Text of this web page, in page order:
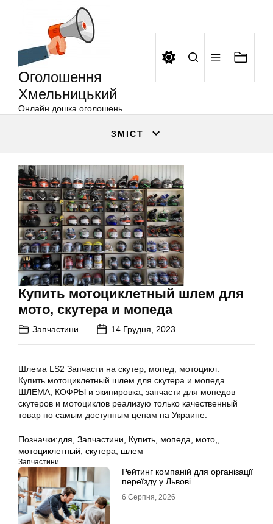
Оголошення
Хмельницький
Онлайн дошка оголошень
ЗМІСТ
Купить мотоциклетный шлем для
мото, скутера и мопеда
Запчастини 14 Грудня, 2023
Шлема LS2 Запчасти на скутер, мопед, мотоцикл.
Купить мотоциклетный шлем для скутера и мопеда.
ШЛЕМА, КОФРЫ и экипировка, запчасти для мопедов
скутеров и мотоциклов реализую только качественный
товар по самым доступным ценам на Украине.
Позначки:для Запчастини Купить мопеда мото,
мотоциклетный скутера шлем
Запчастини
Рейтинг компаній для організації
переїзду у Львові
6 Серпня, 2026